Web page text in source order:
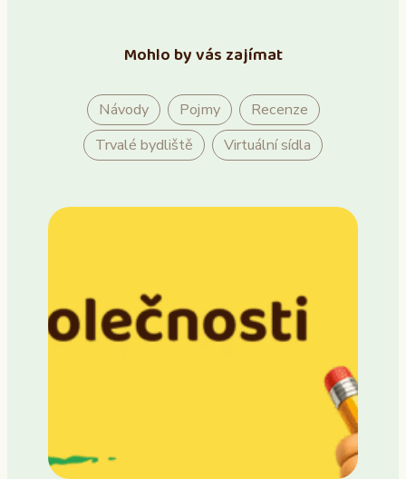
Mohlo by vás zajímat
Návody Pojmy
Recenze
Trvalé bydliště
Virtuální sídla